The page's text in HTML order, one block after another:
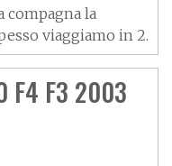
compagna la
viaggiamo in 2.
F4 F3 2003